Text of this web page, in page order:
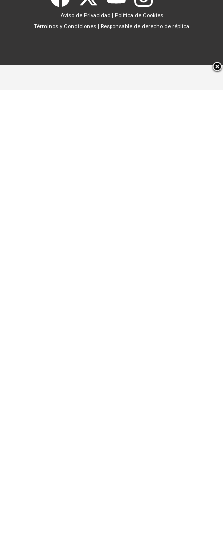
Aviso de Privacidad | Política de Cookies
Términos y Condiciones | Responsable de derecho de réplica